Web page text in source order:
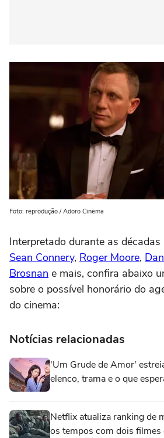
Foto: reprodução / Adoro Cinema
Interpretado durante as
Sean Connery, Roger Moore,
Brosnan e mais, confira abaixo
sobre o possível honorário do
do cinema:
Notícias relacionadas
'Um Grude de Amor'
elenco, trama e o que
Netflix atualiza ranking de
os tempos com dois